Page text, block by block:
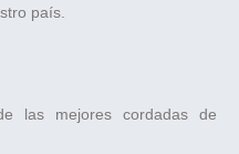
país.
las mejores cordadas de